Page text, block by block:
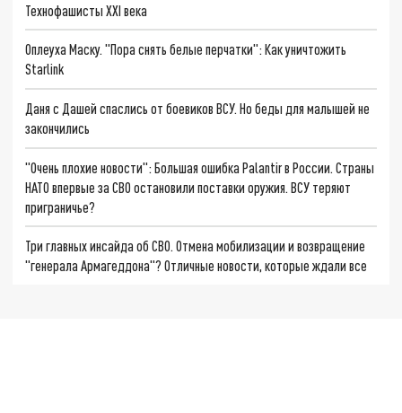
Технофашисты XXI века
Оплеуха Маску. "Пора снять белые перчатки": Как уничтожить
Starlink
Даня с Дашей спаслись от боевиков ВСУ. Но беды для малышей не
закончились
"Очень плохие новости": Большая ошибка Palantir в России. Страны
НАТО впервые за СВО остановили поставки оружия. ВСУ теряют
приграничье?
Три главных инсайда об СВО. Отмена мобилизации и возвращение
"генерала Армагеддона"? Отличные новости, которые ждали все